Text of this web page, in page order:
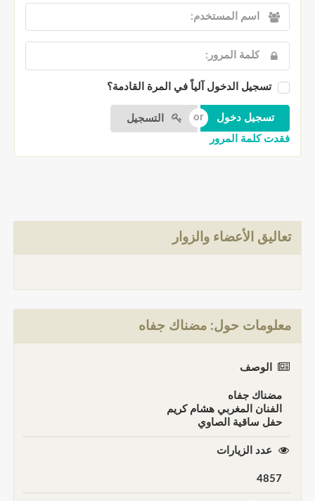
تسجيل الدخول آلياً في المرة القادمة؟
التسجيل
فقدت كلمة المرور
تعاليق الأعضاء والزوار
معلومات حول: مضناك جفاه
الوصف
مضناك جفاه
الفنان المغربي هشام كريم
حفل ساقية الصاوي
عدد الزيارات
4857